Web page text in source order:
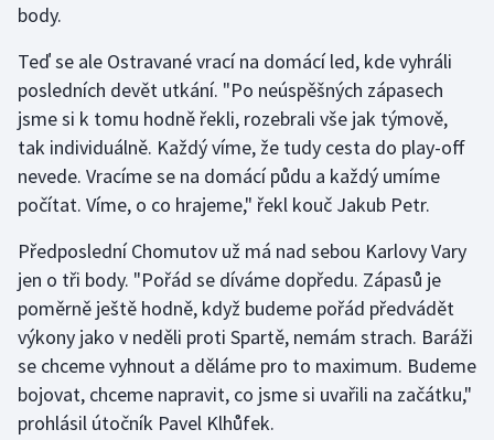
body.
Teď se ale Ostravané vrací na domácí led, kde vyhráli
posledních devět utkání. "Po neúspěšných zápasech
jsme si k tomu hodně řekli, rozebrali vše jak týmově,
tak individuálně. Každý víme, že tudy cesta do play-off
nevede. Vracíme se na domácí půdu a každý umíme
počítat. Víme, o co hrajeme," řekl kouč Jakub Petr.
Předposlední Chomutov už má nad sebou Karlovy Vary
jen o tři body. "Pořád se díváme dopředu. Zápasů je
poměrně ještě hodně, když budeme pořád předvádět
výkony jako v neděli proti Spartě, nemám strach. Baráži
se chceme vyhnout a děláme pro to maximum. Budeme
bojovat, chceme napravit, co jsme si uvařili na začátku,"
prohlásil útočník Pavel Klhůfek.